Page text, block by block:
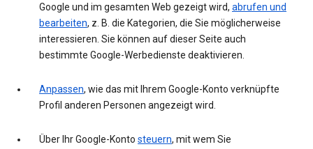
Google und im gesamten Web gezeigt wird, abrufen und
bearbeiten, z. B. die Kategorien, die Sie möglicherweise
interessieren. Sie können auf dieser Seite auch
bestimmte Google-Werbedienste deaktivieren.
Anpassen, wie das mit Ihrem Google-Konto verknüpfte
Profil anderen Personen angezeigt wird.
Über Ihr Google-Konto steuern, mit wem Sie